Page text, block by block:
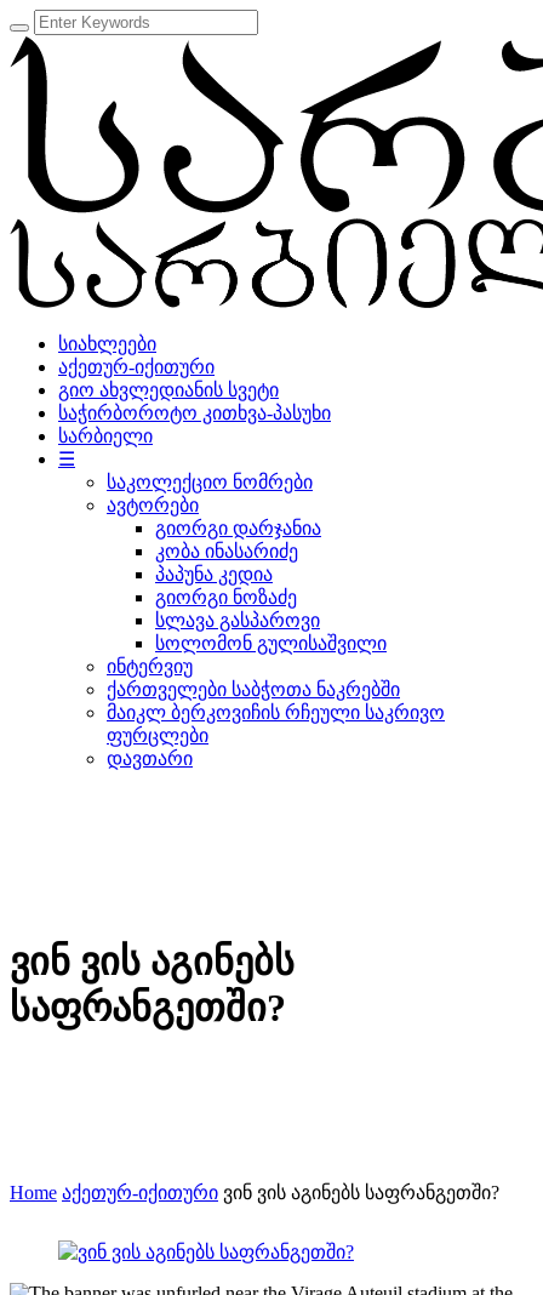
სიახლეები
აქეთურ-იქითური
გიო ახვლედიანის სვეტი
საჭირბოროტო კითხვა-პასუხი
სარბიელი
☰
საკოლექციო ნომრები
ავტორები
გიორგი დარჯანია
კობა ინასარიძე
პაპუნა კედია
გიორგი ნოზაძე
სლავა გასპაროვი
სოლომონ გულისაშვილი
ინტერვიუ
ქართველები საბჭოთა ნაკრებში
მაიკლ ბერკოვიჩის რჩეული საკრივო
ფურცლები
დავთარი
ვინ ვის აგინებს
საფრანგეთში?
Home აქეთურ-იქითური ვინ ვის აგინებს საფრანგეთში?